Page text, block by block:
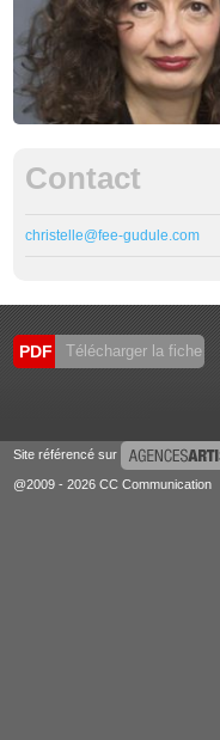
Contact
christelle@fee-gudule.com
PDF Télécharger la fiche
Site référencé sur
@2009 - 2026 CC Communication